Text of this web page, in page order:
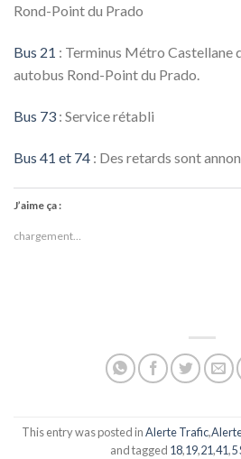
Rond-Point du Prado
Bus 21 : Terminus Métro Castellane
autobus Rond-Point du Prado.
Bus 73 : Service rétabli
Bus 41 et 74 : Des retards sont
J’aime ça :
chargement…
This entry was posted inAlerte Trafic,
and tagged 18,19,21,41,5